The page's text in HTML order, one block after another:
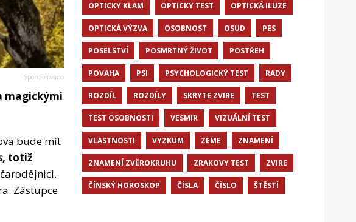
magickými
bude mít
, totiž
Zástupce
OPTICKY KLAM OPTICKY TEST OPTICKÁ ILUZE
OPTICKÁ VÝZVA OSOBNOST OSUD PES
POSELSTVÍ POSMRTNÝ ŽIVOT POSTŘEH
POVAHA PSI PSYCHOLOGICKÝ TEST RADY
ROZDÍL ROZDÍLY SKRYTE ZVIRE TEST
TEST OSOBNOSTI VESMIR VIZUÁLNÍ TEST
VLASTNOSTI VYZKUM ZEME ZNAMENÍ
ZNAMENÍ ZVĚROKRUHU ZRAKOVY TEST ZVIRE
ČÍNSKÝ HOROSKOP ČÍSLA ČÍSLO ŠTĚSTÍ